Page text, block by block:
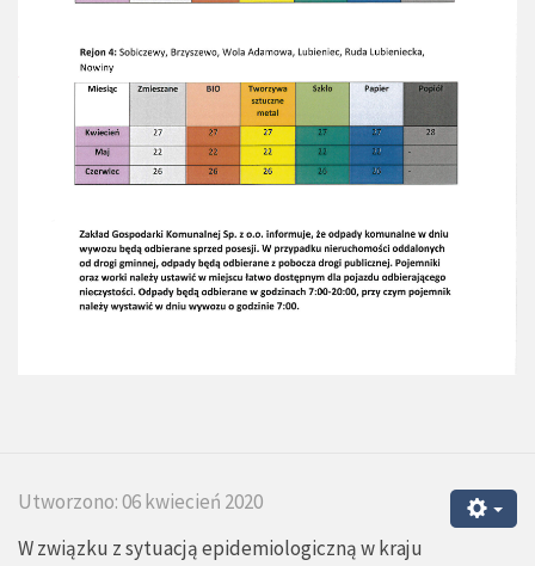
Utworzono: 06 kwiecień 2020
W związku z sytuacją epidemiologiczną w kraju